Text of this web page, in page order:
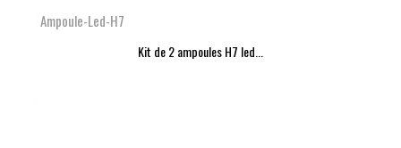
Ampoule-Led-H7
Kit de 2 ampoules H7 led...